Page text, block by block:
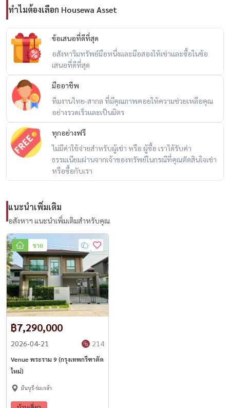
– คลับเฮ้าส์
– ฟิตเนส & สระว่ายน้ำ
– ห้องเด็กเล่น
– CCTV
– รปภ. 24 ชม.
– ระบบเข้า–ออก Easy Pass
💰 ราคาขาย: 9,500,000 บาท
✨ เหมาะสำหรับครอบครัวที่ต้องการบ้านใหม่ ทำเลดี วิวสวนจริง + ความ
เป็นส่วนตัวสูง
สนใจนัดชม / For private viewing / 预约看房
LINE: @housewa
Email:Namthip@housewathailand.com
Website: www.housewathailand.com
#Venueพระราม9 #กรุงเทพกรีฑา #บ้านเดี่ยว #บ้านวิวสวน #SCAsset
#ขายบ้าน #Housewa
ทำไมต้องเลือก Housewa Asset
ข้อเสนอที่ดีที่สุด
อสังหาริมทรัพย์มือหนึ่งและมือสองให้เช่าและซื้อในข้อ
เสนอที่ดีที่สุด
มืออาชีพ
ทีมงานไทย-สากล ที่มีคุณภาพคอยให้ความช่วยเหลือคุณ
อย่างรวดเร็วและเป็นมิตร
ทุกอย่างฟรี
ไม่มีค่าใช้จ่ายสำหรับผู้เช่า หรือ ผู้ซื้อ เราได้รับค่า
ธรรมเนียมผ่านจากเจ้าของทรัพย์ในกรณีที่คุณตัดสินใจเช่า
หรือซื้อกับเรา
แนะนำเพิ่มเติม
อสังหาฯ แนะนำเพิ่มเติมสำหรับคุณ
ขาย
฿7,290,000
2026-04-21 214
Venue พระราม 9 (กรุงเทพกรีฑาตัด
ใหม่)
มีนบุรี-ร่มเกล้า